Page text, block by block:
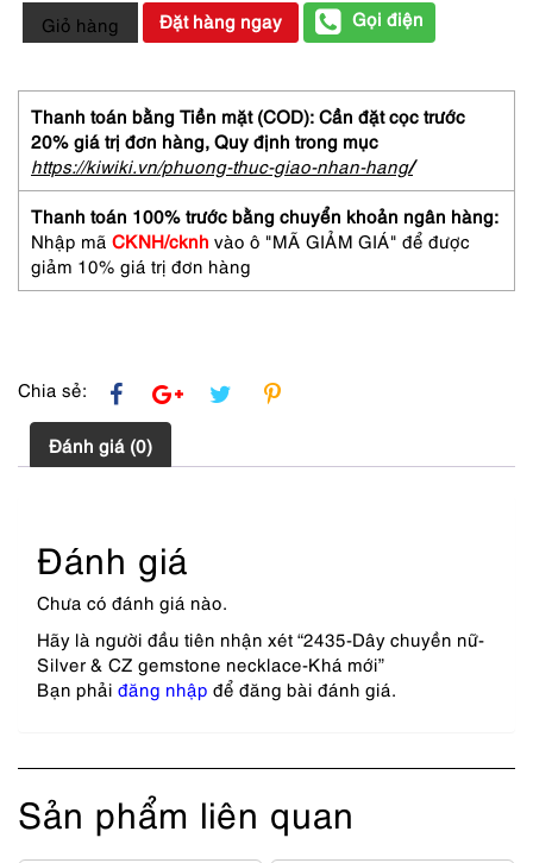
2435-
Dây
nữ-
Silver
CZ
gemstone
necklace-
Khá
mới
số
Giỏ hàng Đặt hàng ngay Gọi điện
Thanh toán bằng Tiền mặt (COD): Cần đặt cọc trước
20% giá trị đơn hàng, Quy định trong mục
https://kiwiki.vn/phuong-thuc-giao-nhan-hang/
Thanh toán 100% trước bằng chuyển khoản ngân hàng:
Nhập mã CKNH/cknh vào ô "MÃ GIẢM GIÁ" để được
giảm 10% giá trị đơn hàng
Chia sẻ:
Đánh giá (0)
Đánh giá
Chưa có đánh giá nào.
Hãy là người đầu tiên nhận xét “2435-Dây chuyền nữ-
Silver & CZ gemstone necklace-Khá mới”
Bạn phải đăng nhập để đăng bài đánh giá.
Sản phẩm liên quan